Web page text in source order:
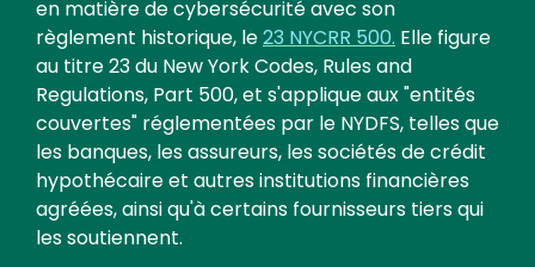
en matière de cybersécurité avec son
règlement historique, le23 NYCRR 500. Elle figure
au titre 23 du New York Codes, Rules and
Regulations, Part 500, et s'applique aux "entités
couvertes" réglementées par le NYDFS, telles que
les banques, les assureurs, les sociétés de crédit
hypothécaire et autres institutions financières
agréées, ainsi qu'à certains fournisseurs tiers qui
les soutiennent.